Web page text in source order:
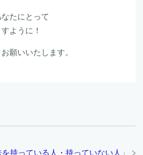
たにとって
ように！
願いいたします。
持っている人・持っていない人 」